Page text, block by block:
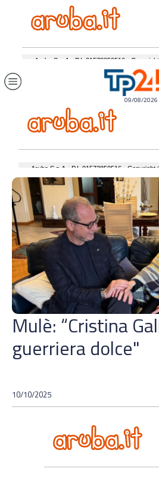
09/08/2026
Mulè: “Cristina
guerriera dolce"
10/10/2025